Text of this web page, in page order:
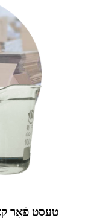
טעסט פֿאַר